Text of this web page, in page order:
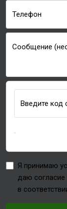
Телефон
Сообщение
Введите код
Я принимаю
даю
в